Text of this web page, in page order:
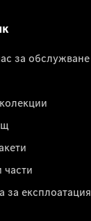
за обслужване
части
за експлоатация